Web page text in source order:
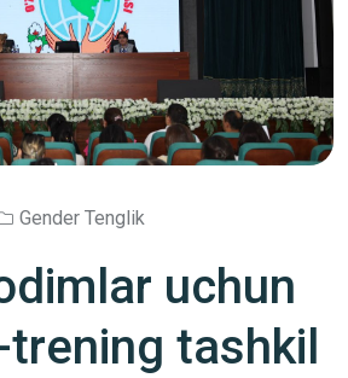
Gender Tenglik
uchun
tashkil